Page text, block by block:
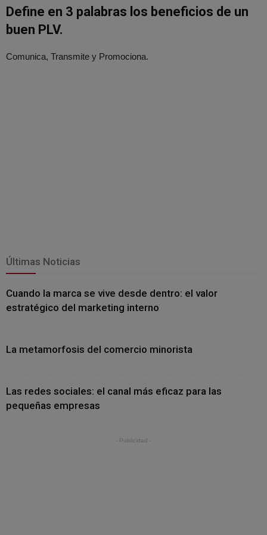
Define en 3 palabras los beneficios de un
buen PLV.
Comunica, Transmite y Promociona.
Últimas Noticias
Cuando la marca se vive desde dentro: el valor
estratégico del marketing interno
La metamorfosis del comercio minorista
Las redes sociales: el canal más eficaz para las
pequeñas empresas
- Publicidad -